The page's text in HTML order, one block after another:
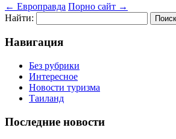
← Европравда Порно сайт →
Найти:
Навигация
Без рубрики
Интересное
Новости туризма
Таиланд
Последние новости